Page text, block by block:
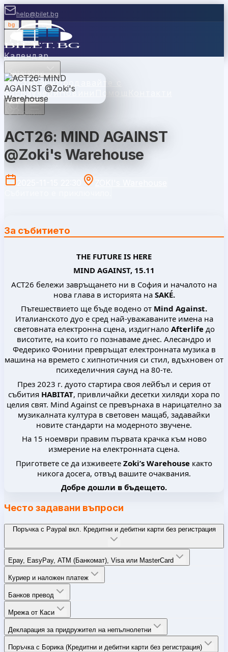
help@bilet.bg
bg |
Вход
Календар
Категории
МестаКасиПродавайте с
насВаучериНовини
София
ACT26: MIND AGAINST
@Zoki's Warehouse
За събитието
THE FUTURE IS HERE
MIND AGAINST, 15.11
ACT26 бележи завръщането ни в София и началото на
нова глава в историята на SAKÉ.
Пътешествието ще бъде водено от Mind Against.
Италианското дуо е сред най-уважаваните имена на
световната електронна сцена, издигнало Аfterlifeдо
висотите, на които го познаваме днес. Алесандро и
Федерико Фонини превръщат електронната музика в
машина на времето с хипнотичния си стил, вдъхновен от
психеделичния саунд на 80-те.
През 2023 г. дуото стартира своя лейбъл и серия от
събития HABITAT, привличайки десетки хиляди хора по
целия свят. Mind Against се превърнаха в нарицателно за
музикалната култура в световен мащаб, задавайки
новите стандарти на модерното звучене.
На 15 ноември правим първата крачка към ново
измерение на електронната сцена.
Пригответе се да изживеете Zoki’s Warehouse както
никога досега, отвъд вашите очаквания.
Добре дошли в бъдещето.
Често задавани въпроси
Поръчка с Paypal вкл. Кредитни и дебитни карти без регистрация
Epay, EasyPay, ATM (Банкомат), Visa или MasterCard
Куриер и наложен платеж
Банков превод
Мрежа от Каси
Декларация за придружител на непълнолетни
Поръчка с Борика (Кредитни и дебитни карти без регистрация)